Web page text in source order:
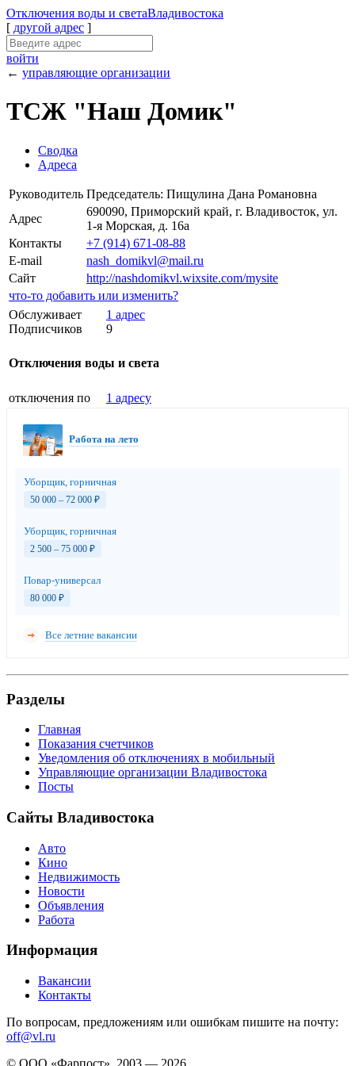
Отключения воды и светаВладивостока
[ другой адрес ]
войти
← управляющие организации
ТСЖ "Наш Домик"
Сводка
Адреса
Руководитель Председатель: Пищулина Дана Романовна
Адрес
690090, Приморский край, г. Владивосток, ул.
1-я Морская, д. 16а
Контакты
+7 (914) 671-08-88
E-mail
nash_domikvl@mail.ru
Сайт
http://nashdomikvl.wixsite.com/mysite
что-то добавить или изменить?
Обслуживает
Подписчиков
1 адрес
9
Отключения воды и света
отключения по 1 адресу
Работа на лето
Уборщик, горничная
50 000 – 72 000 ₽
Уборщик, горничная
2 500 – 75 000 ₽
Повар-универсал
80 000 ₽
Все летние вакансии
Разделы
Главная
Показания счетчиков
Уведомления об отключениях в мобильный
Управляющие организации Владивостока
Посты
Сайты Владивостока
Авто
Кино
Недвижимость
Новости
Объявления
Работа
Информация
Вакансии
Контакты
По вопросам, предложениям или ошибкам пишите на почту:
off@vl.ru